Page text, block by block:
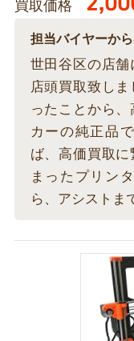
買取価格
担当バイヤーか
世田谷区の店
店頭買取致し
ったことから
カーの純正品
ば、高価買取
まったプリン
ら、アシストま